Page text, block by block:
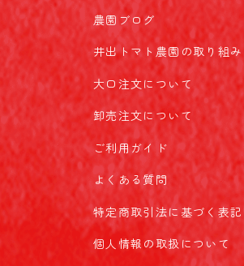
農園ブログ
井出トマト農園の取り組み
大口注文について
卸売注文について
ご利用ガイド
よくある質問
特定商取引法に基づく表記
個人情報の取扱について